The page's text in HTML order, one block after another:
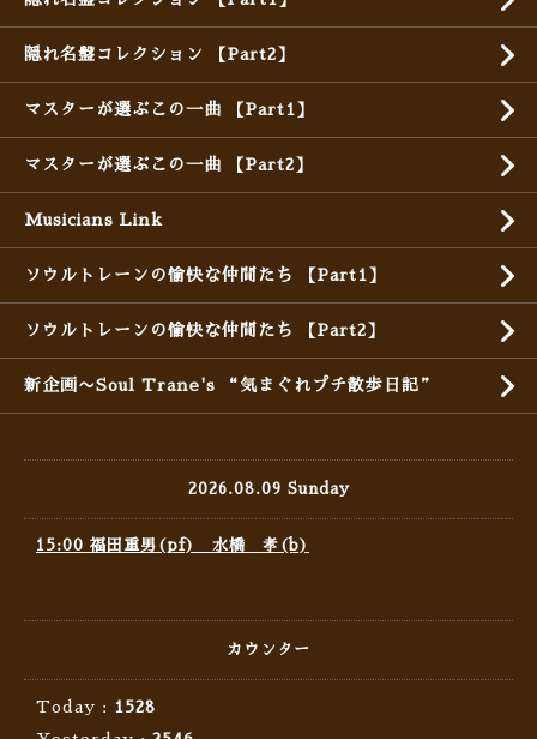
隠れ名盤コレクション 【Part2】
マスターが選ぶこの一曲 【Part1】
マスターが選ぶこの一曲 【Part2】
Musicians Link
ソウルトレーンの愉快な仲間たち 【Part1】
ソウルトレーンの愉快な仲間たち 【Part2】
新企画〜Soul Trane's “気まぐれプチ散歩日記”
2026.08.09 Sunday
15:00 福田重男(pf) 水橋 孝(b)
カウンター
Today :
1528